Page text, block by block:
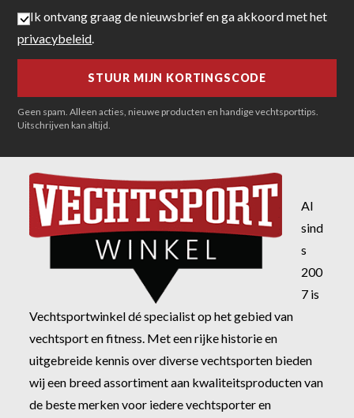
Ik ontvang graag de nieuwsbrief en ga akkoord met het
privacybeleid.
Geen spam. Alleen acties, nieuwe producten en handige vechtsporttips.
Uitschrijven kan altijd.
Al
sind
s
200
7 is
Vechtsportwinkel dé specialist op het gebied van
vechtsport en fitness. Met een rijke historie en
uitgebreide kennis over diverse vechtsporten bieden
wij een breed assortiment aan kwaliteitsproducten van
de beste merken voor iedere vechtsporter en